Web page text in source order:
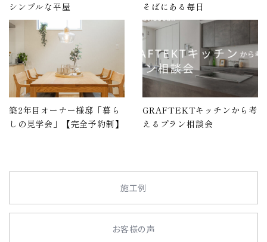
シンプルな平屋
そばにある毎日
築2年目オーナー様邸「暮ら
しの見学会」【完全予約制】
GRAFTEKTキッチンから考
えるプラン相談会
施工例
お客様の声